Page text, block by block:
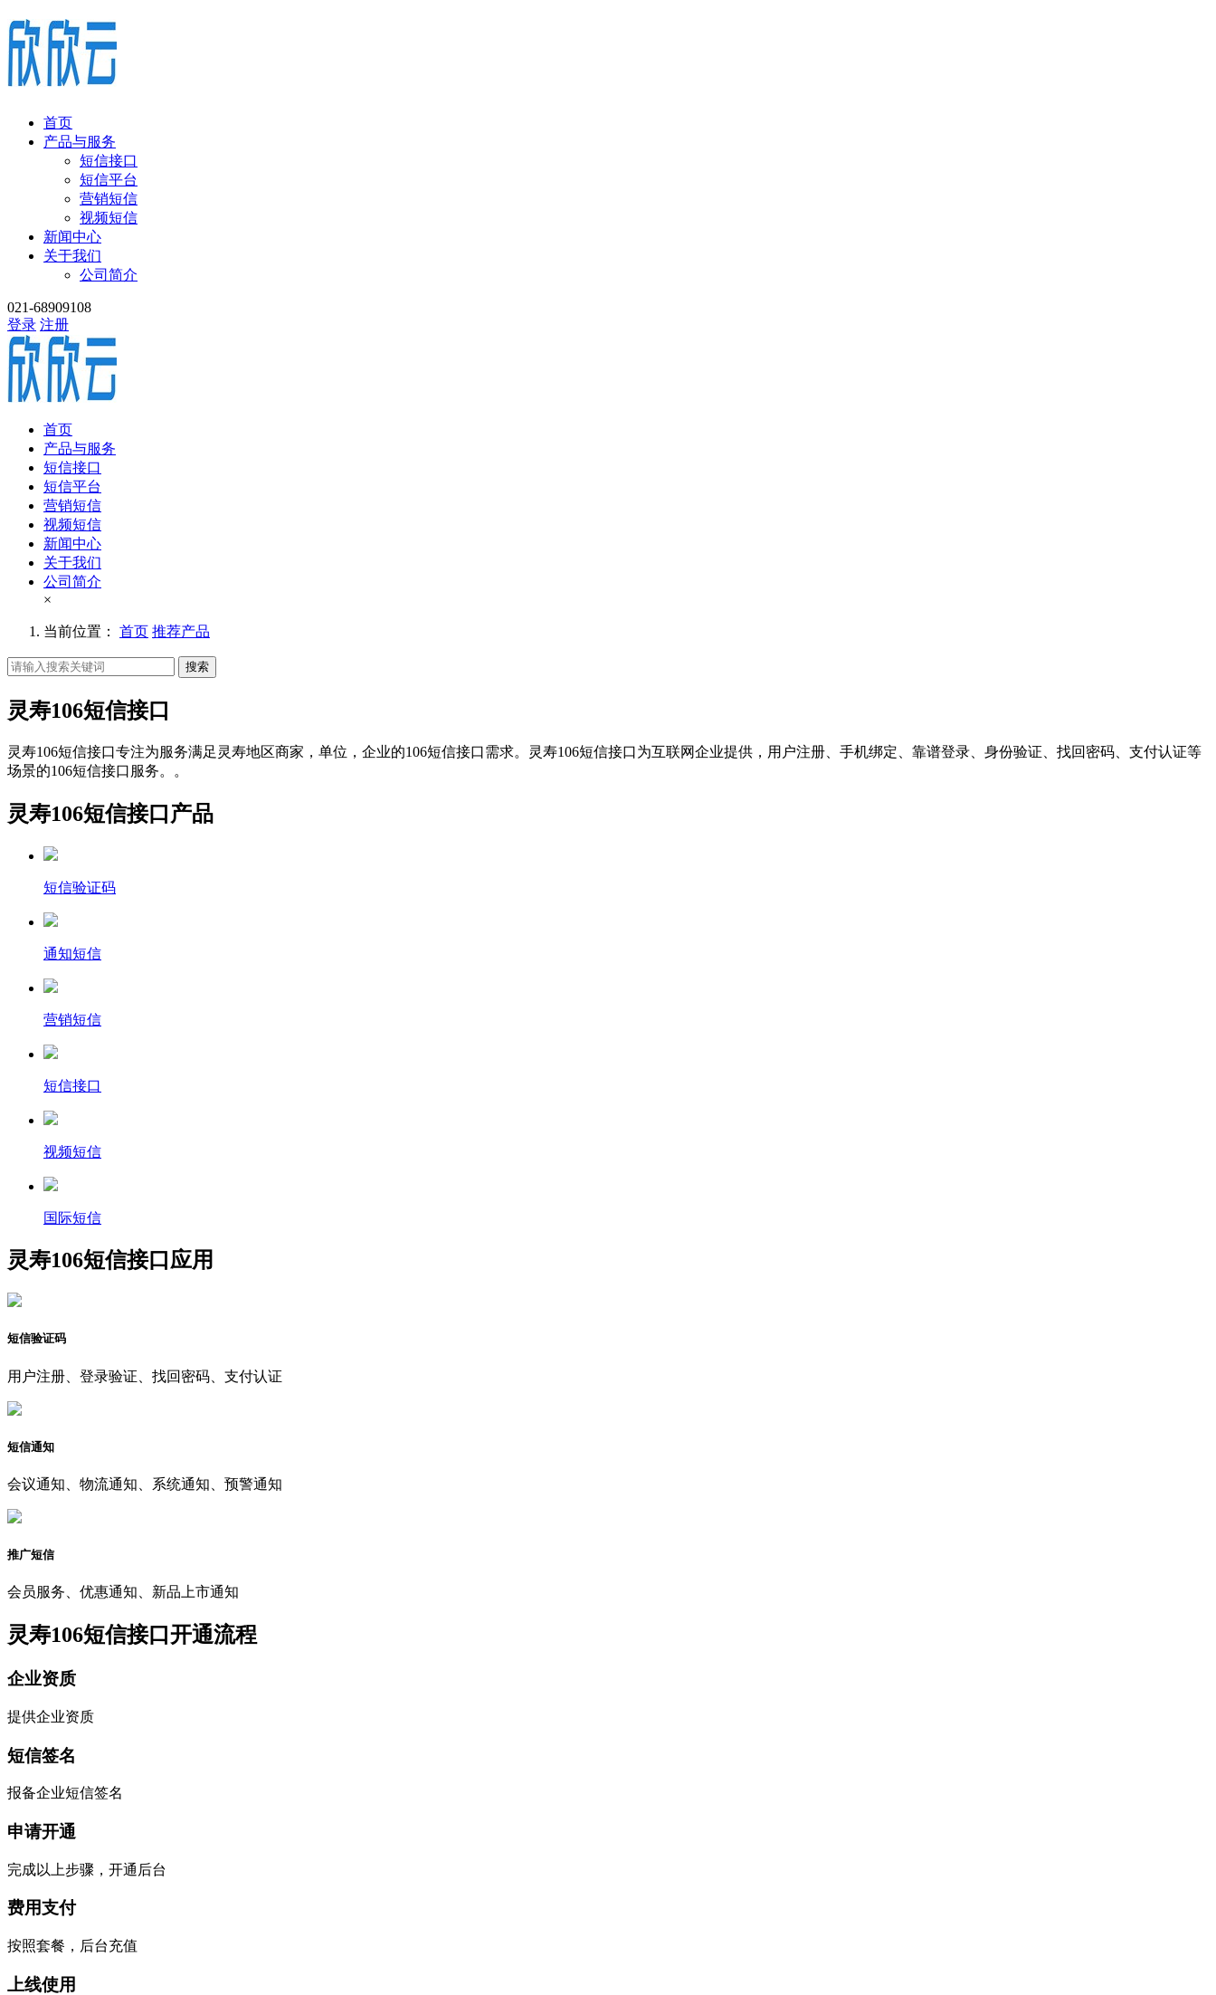
首页
产品与服务
短信接口
短信平台
营销短信
视频短信
新闻中心
关于我们
公司简介
021-68909108
登录 注册
首页
产品与服务
短信接口
短信平台
营销短信
视频短信
新闻中心
关于我们
公司简介
×
当前位置： 首页 推荐产品
搜索
灵寿106短信接口
灵寿106短信接口专注为服务满足灵寿地区商家，单位，企业的106短信接口需求。灵寿106短信接口为互联网企业提供，用户注册、手机绑定、靠谱登录、身份验证、找回密码、支付认证等
场景的106短信接口服务。。
灵寿106短信接口产品
短信验证码
通知短信
营销短信
短信接口
视频短信
国际短信
灵寿106短信接口应用
短信验证码
用户注册、登录验证、找回密码、支付认证
短信通知
会议通知、物流通知、系统通知、预警通知
推广短信
会员服务、优惠通知、新品上市通知
灵寿106短信接口开通流程
企业资质
提供企业资质
短信签名
报备企业短信签名
申请开通
完成以上步骤，开通后台
费用支付
按照套餐，后台充值
上线使用